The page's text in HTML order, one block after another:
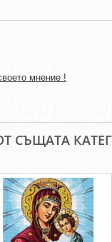
мнение !
СЪЩАТА